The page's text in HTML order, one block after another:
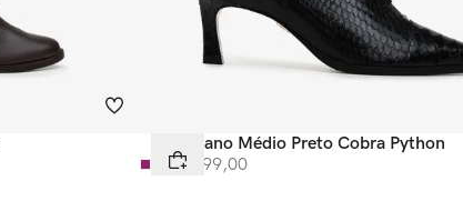
Bota Cano Médio Preto Cobra Python
R$ 3 599,00